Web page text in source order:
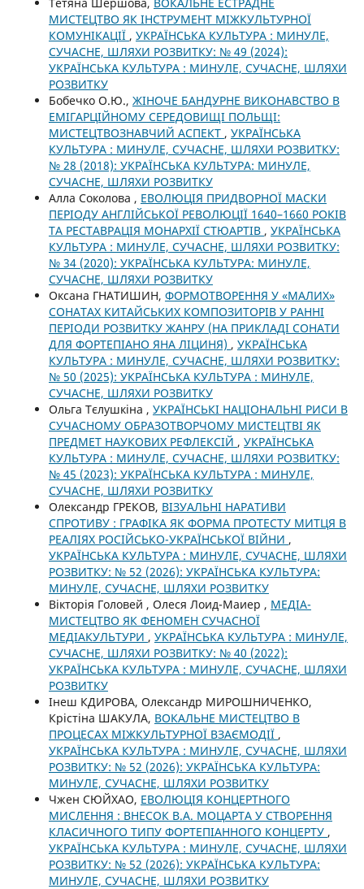
МИСТЕЦТВО ЯК ІНСТРУМЕНТ МІЖКУЛЬТУРНОЇ
КОМУНІКАЦІЇ , УКРАЇНСЬКА КУЛЬТУРА : МИНУЛЕ,
СУЧАСНЕ, ШЛЯХИ РОЗВИТКУ: № 49 (2024):
УКРАЇНСЬКА КУЛЬТУРА : МИНУЛЕ, СУЧАСНЕ, ШЛЯХИ
РОЗВИТКУ
Бобечко О.Ю., ЖІНОЧЕ БАНДУРНЕ ВИКОНАВСТВО В
ЕМІГАРЦІЙНОМУ СЕРЕДОВИЩІ ПОЛЬЩІ:
МИСТЕЦТВОЗНАВЧИЙ АСПЕКТ , УКРАЇНСЬКА
КУЛЬТУРА : МИНУЛЕ, СУЧАСНЕ, ШЛЯХИ РОЗВИТКУ:
№ 28 (2018): УКРАЇНСЬКА КУЛЬТУРА: МИНУЛЕ,
СУЧАСНЕ, ШЛЯХИ РОЗВИТКУ
Алла Соколова , ЕВОЛЮЦІЯ ПРИДВОРНОЇ МАСКИ
ПЕРІОДУ АНГЛІЙСЬКОЇ РЕВОЛЮЦІЇ 1640–1660 РОКІВ
ТА РЕСТАВРАЦІЯ МОНАРХІЇ СТЮАРТІВ , УКРАЇНСЬКА
КУЛЬТУРА : МИНУЛЕ, СУЧАСНЕ, ШЛЯХИ РОЗВИТКУ:
№ 34 (2020): УКРАЇНСЬКА КУЛЬТУРА: МИНУЛЕ,
СУЧАСНЕ, ШЛЯХИ РОЗВИТКУ
Оксана ГНАТИШИН, ФОРМОТВОРЕННЯ У «МАЛИХ»
СОНАТАХ КИТАЙСЬКИХ КОМПОЗИТОРІВ У РАННІ
ПЕРІОДИ РОЗВИТКУ ЖАНРУ (НА ПРИКЛАДІ СОНАТИ
ДЛЯ ФОРТЕПІАНО ЯНА ЛІЦИНЯ) , УКРАЇНСЬКА
КУЛЬТУРА : МИНУЛЕ, СУЧАСНЕ, ШЛЯХИ РОЗВИТКУ:
№ 50 (2025): УКРАЇНСЬКА КУЛЬТУРА : МИНУЛЕ,
СУЧАСНЕ, ШЛЯХИ РОЗВИТКУ
Ольга Тєлушкіна , УКРАЇНСЬКІ НАЦІОНАЛЬНІ РИСИ В
СУЧАСНОМУ ОБРАЗОТВОРЧОМУ МИСТЕЦТВІ ЯК
ПРЕДМЕТ НАУКОВИХ РЕФЛЕКСІЙ , УКРАЇНСЬКА
КУЛЬТУРА : МИНУЛЕ, СУЧАСНЕ, ШЛЯХИ РОЗВИТКУ:
№ 45 (2023): УКРАЇНСЬКА КУЛЬТУРА : МИНУЛЕ,
СУЧАСНЕ, ШЛЯХИ РОЗВИТКУ
Олександр ГРЕКОВ, ВІЗУАЛЬНІ НАРАТИВИ
СПРОТИВУ : ГРАФІКА ЯК ФОРМА ПРОТЕСТУ МИТЦЯ В
РЕАЛІЯХ РОСІЙСЬКО-УКРАЇНСЬКОЇ ВІЙНИ ,
УКРАЇНСЬКА КУЛЬТУРА : МИНУЛЕ, СУЧАСНЕ, ШЛЯХИ
РОЗВИТКУ: № 52 (2026): УКРАЇНСЬКА КУЛЬТУРА:
МИНУЛЕ, СУЧАСНЕ, ШЛЯХИ РОЗВИТКУ
Вікторія Головей , Олеся Лоид-Маиер , МЕДІА-
МИСТЕЦТВО ЯК ФЕНОМЕН СУЧАСНОЇ
МЕДІАКУЛЬТУРИ , УКРАЇНСЬКА КУЛЬТУРА : МИНУЛЕ,
СУЧАСНЕ, ШЛЯХИ РОЗВИТКУ: № 40 (2022):
УКРАЇНСЬКА КУЛЬТУРА : МИНУЛЕ, СУЧАСНЕ, ШЛЯХИ
РОЗВИТКУ
Інеш КДИРОВА, Олександр МИРОШНИЧЕНКО,
Крістіна ШАКУЛА, ВОКАЛЬНЕ МИСТЕЦТВО В
ПРОЦЕСАХ МІЖКУЛЬТУРНОЇ ВЗАЄМОДІЇ ,
УКРАЇНСЬКА КУЛЬТУРА : МИНУЛЕ, СУЧАСНЕ, ШЛЯХИ
РОЗВИТКУ: № 52 (2026): УКРАЇНСЬКА КУЛЬТУРА:
МИНУЛЕ, СУЧАСНЕ, ШЛЯХИ РОЗВИТКУ
Чжен СЮЙХАО, ЕВОЛЮЦІЯ КОНЦЕРТНОГО
МИСЛЕННЯ : ВНЕСОК В.А. МОЦАРТА У СТВОРЕННЯ
КЛАСИЧНОГО ТИПУ ФОРТЕПІАННОГО КОНЦЕРТУ ,
УКРАЇНСЬКА КУЛЬТУРА : МИНУЛЕ, СУЧАСНЕ, ШЛЯХИ
РОЗВИТКУ: № 52 (2026): УКРАЇНСЬКА КУЛЬТУРА:
МИНУЛЕ, СУЧАСНЕ, ШЛЯХИ РОЗВИТКУ